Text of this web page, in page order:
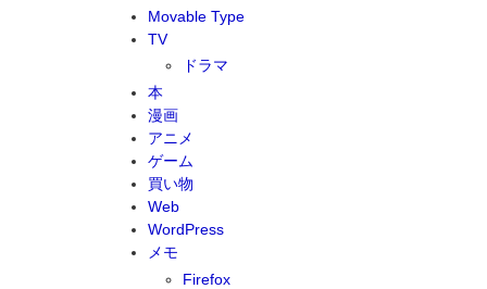
Movable Type
TV
ドラマ
本
漫画
アニメ
ゲーム
買い物
Web
WordPress
メモ
Firefox